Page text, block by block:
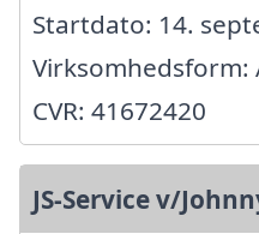
Startdato: 14.
Virksomhedsform:
CVR: 41672420
JS-Service v/